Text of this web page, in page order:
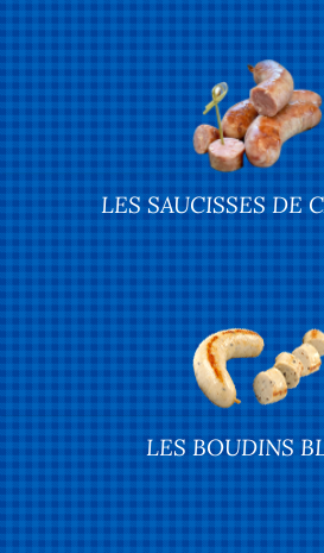
LES SAUCISSES DE
LES BOUDINS